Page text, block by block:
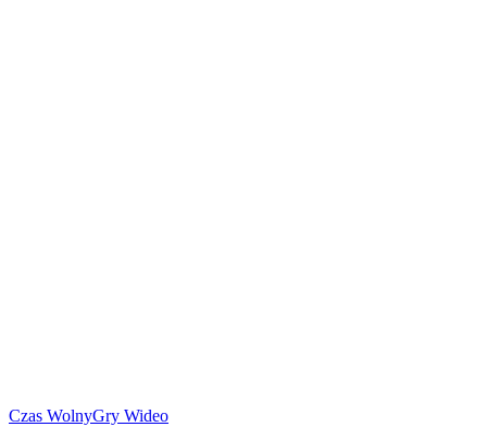
Czas WolnyGry Wideo